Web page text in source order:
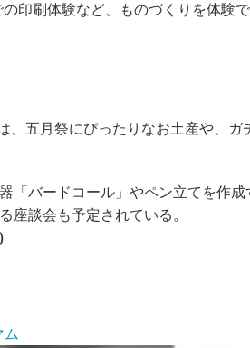
印刷体験など、ものづくりを体験で
五月祭にぴったりなお土産や、ガ
バードコール」やペン立てを作
座談会も予定されている。
ム